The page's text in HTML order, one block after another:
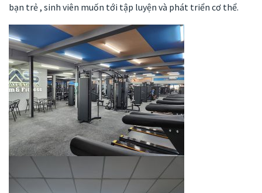
bạn trẻ , sinh viên muốn tới tập luyện và phát triển cơ thể.